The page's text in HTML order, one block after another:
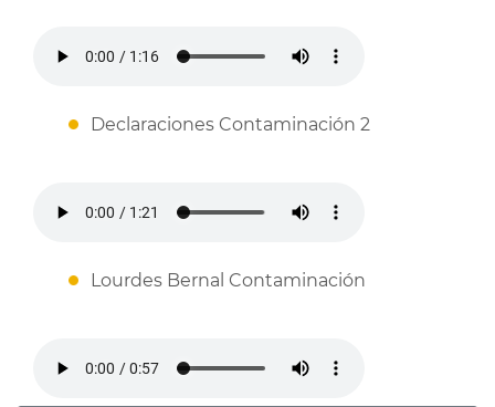
Declaraciones Contaminación 2
Lourdes Bernal Contaminación